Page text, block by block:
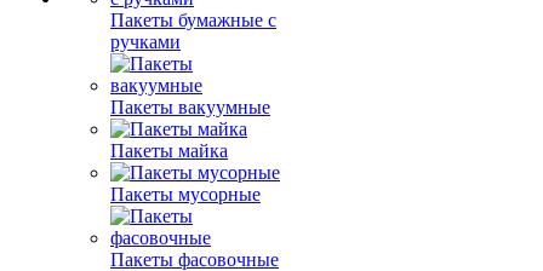
Пакеты бумажные с
ручками
Пакеты вакуумные
Пакеты майка
Пакеты мусорные
Пакеты фасовочные